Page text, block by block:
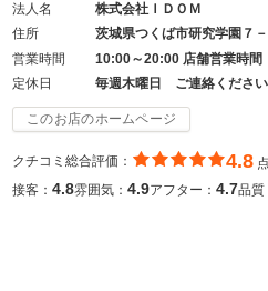
法人名
株式会社ＩＤＯＭ
住所
茨城県つくば市研究学園７
営業時間
10:00～20:00 店舗営業時
定休日
毎週木曜日 ご連絡くださ
このお店のホームページ
クチコミ総合評価： 4.8 点
接客： 4.8雰囲気： 4.9アフター： 4.7品質